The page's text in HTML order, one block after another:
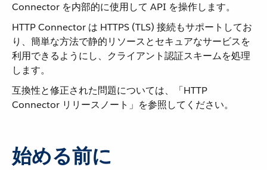
Connector を内部的に使用して API を操作します。
HTTP Connector は HTTPS (TLS) 接続もサポートしてお
り、簡単な方法で静的リソースとセキュアなサービスを
利用できるようにし、クライアント認証スキームを処理
します。
互換性と修正された問題については、「HTTP
Connector リリースノート」を参照してください。
始める前に